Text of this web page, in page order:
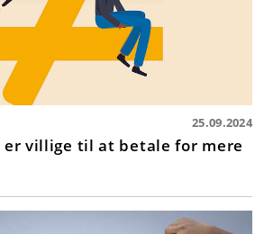
25.09.2024
er villige til at betale for mere